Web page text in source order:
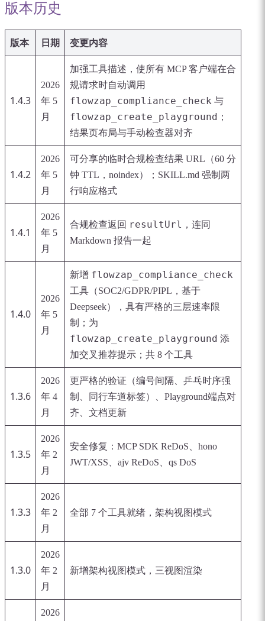
版本历史
版本 日期 变更内容
1.4.3
2026
年 5
月
加强工具描述，使所有 MCP 客户端在合
规请求时自动调用
flowzap_compliance_check 与
flowzap_create_playground ；
结果页布局与手动检查器对齐
1.4.2
2026
年 5
月
可分享的临时合规检查结果 URL（60 分
钟 TTL，noindex）；SKILL.md 强制两
行响应格式
1.4.1
2026
年 5
月
合规检查返回 resultUrl ，连同
Markdown 报告一起
1.4.0
2026
年 5
月
新增 flowzap_compliance_check
工具（SOC2/GDPR/PIPL，基于
Deepseek），具有严格的三层速率限
制；为
flowzap_create_playground 添
加交叉推荐提示；共 8 个工具
1.3.6
2026
年 4
月
更严格的验证（编号间隔、乒乓时序强
制、同行车道标签）、Playground端点对
齐、文档更新
1.3.5
2026
年 2
月
安全修复：MCP SDK ReDoS、hono
JWT/XSS、ajv ReDoS、qs DoS
1.3.3
2026
年 2
月
全部 7 个工具就绪，架构视图模式
1.3.0
2026
年 2
月
新增架构视图模式，三视图渲染
2026